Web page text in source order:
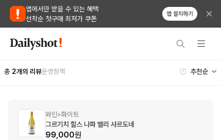
앱에서만 받을 수 있는 혜택
선착순 첫구매 최저가 쿠폰
앱 설치하기
총 2개의 리뷰운영정책
와인>화이트
그르기치 힐스 나파 밸리 샤르도네
99,000원